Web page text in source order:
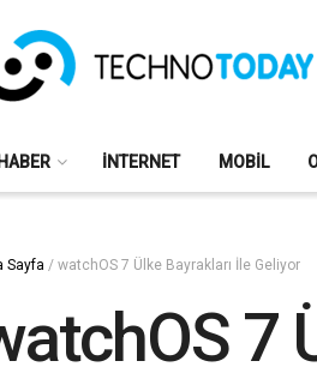
HABER İNTERNET MOBIL
Sayfa / watchOS 7 Ülke Bayrakları İle Geliyor
7